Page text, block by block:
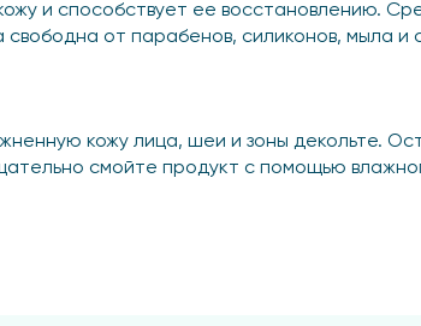
и способствует ее восстановлению.
от парабенов, силиконов, мыла и
кожу лица, шеи и зоны декольте.
смойте продукт с помощью
блеск.